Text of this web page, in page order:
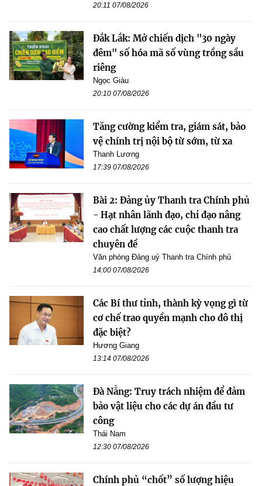
20:11 07/08/2026
Đắk Lắk: Mở chiến dịch "30 ngày
đêm" số hóa mã số vùng trồng sầu
riêng
Ngọc Giàu
20:10 07/08/2026
Tăng cường kiểm tra, giám sát, bảo
vệ chính trị nội bộ từ sớm, từ xa
Thanh Lương
17:39 07/08/2026
Bài 2: Đảng ủy Thanh tra Chính phủ
- Hạt nhân lãnh đạo, chỉ đạo nâng
cao chất lượng các cuộc thanh tra
chuyên đề
Văn phòng Đảng uỷ Thanh tra Chính phủ
14:00 07/08/2026
Các Bí thư tỉnh, thành kỳ vọng gì từ
cơ chế trao quyền mạnh cho đô thị
đặc biệt?
Hương Giang
13:14 07/08/2026
Đà Nẵng: Truy trách nhiệm để đảm
bảo vật liệu cho các dự án đầu tư
công
Thái Nam
12:30 07/08/2026
Chính phủ “chốt” số lượng hiệu